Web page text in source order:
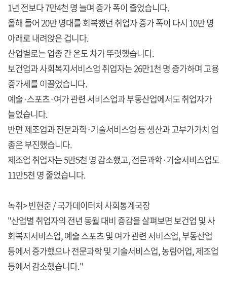
1년 전보다 7만4천 명 늘며 증가 폭이 줄었습니다.
올해 들어 20만 명대를 회복했던 취업자 증가 폭이 다시 10만 명
아래로 내려앉은 겁니다.
산업별로는 업종 간 온도 차가 뚜렷했습니다.
보건업과 사회복지서비스업 취업자는 26만1천 명 증가하며 고용
증가세를 이끌었습니다.
예술·스포츠·여가 관련 서비스업과 부동산업에서도 취업자가
늘었습니다.
반면 제조업과 전문과학·기술서비스업 등 생산과 고부가가치 업
종은 부진했습니다.
제조업 취업자는 5만5천 명 감소했고, 전문과학·기술서비스업도
11만5천 명 줄었습니다.
녹취> 빈현준 / 국가데이터처 사회통계국장
"산업별 취업자의 전년 동월 대비 증감을 살펴보면 보건업 및 사
회복지서비스업, 예술 스포츠 및 여가 관련 서비스업, 부동산업
등에서 증가했으나 전문과학 및 기술서비스업, 농림어업, 제조업
등에서 감소했습니다."